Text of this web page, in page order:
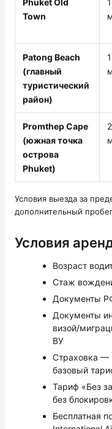
Phuket Old
Town
Patong Beach
(главный
туристический
район)
Promthep Cape
(южная точка
острова
Phuket)
Условия выезда за
дополнительный
Условия
Возраст
Стаж
Документы
Документы
визой/
ВУ
Страховка
базовый
Тариф «Без
без
Бесплатная